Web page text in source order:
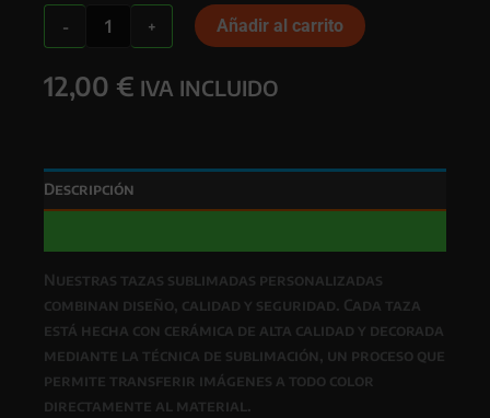
-
CERAMICA
cantidad
+ Añadir al carrito
12,00 € IVA INCLUIDO
Descripción
Nuestras tazas sublimadas personalizadas
combinan diseño, calidad y seguridad. Cada taza
está hecha con cerámica de alta calidad y decorada
mediante la técnica de sublimación, un proceso que
permite transferir imágenes a todo color
directamente al material.